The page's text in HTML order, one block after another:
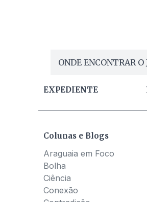
ONDE ENCONTRAR O
EXPEDIENTE
Colunas e Blogs
Araguaia em Foco
Bolha
Ciência
Conexão